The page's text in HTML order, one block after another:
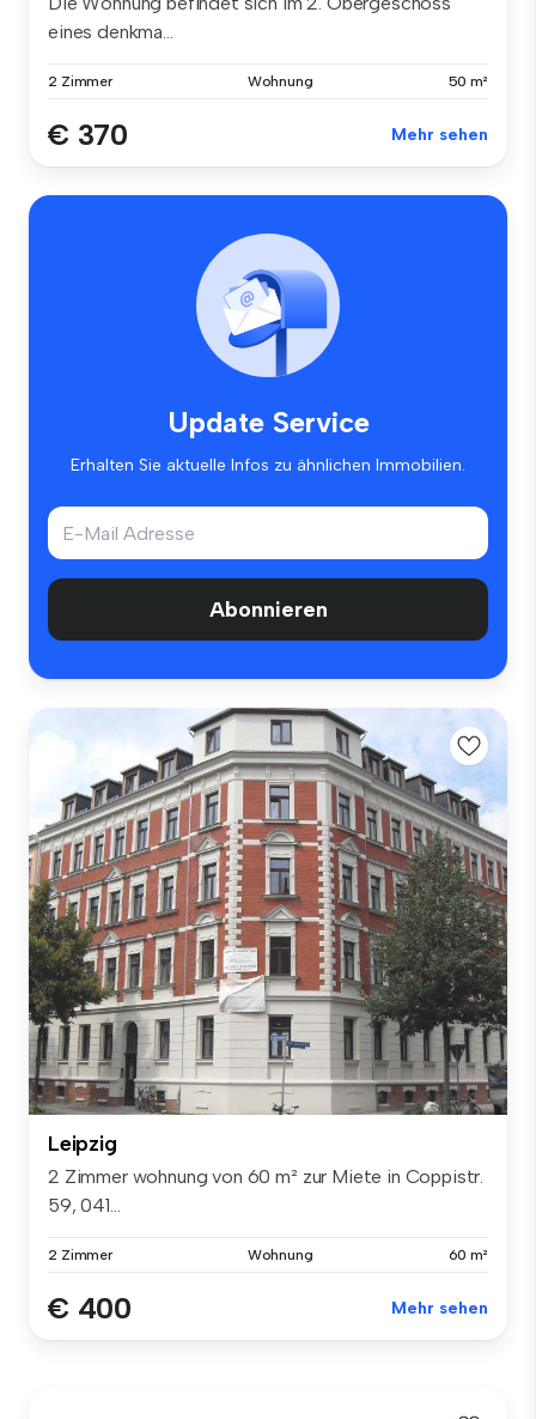
eines denkma...
2 Zimmer Wohnung 50 m²
€ 370 Mehr sehen
Update Service
Erhalten Sie aktuelle Infos zu ähnlichen Immobilien.
Abonnieren
Leipzig
2 Zimmer wohnung von 60 m² zur Miete in Coppistr.
59, 041...
2 Zimmer Wohnung 60 m²
€ 400 Mehr sehen